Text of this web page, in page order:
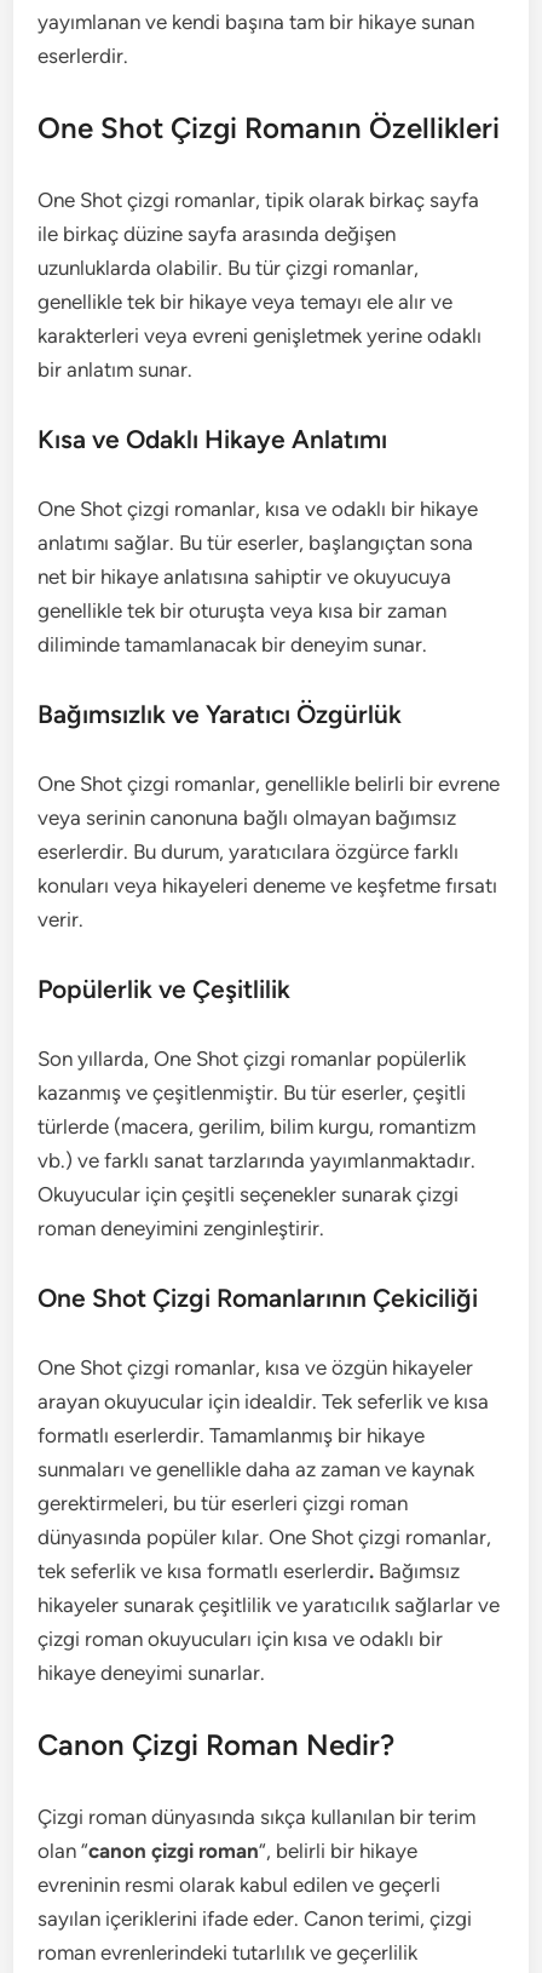
yayımlanan ve kendi başına tam bir hikaye sunan
eserlerdir.
One Shot Çizgi Romanın Özellikleri
One Shot çizgi romanlar, tipik olarak birkaç sayfa
ile birkaç düzine sayfa arasında değişen
uzunluklarda olabilir. Bu tür çizgi romanlar,
genellikle tek bir hikaye veya temayı ele alır ve
karakterleri veya evreni genişletmek yerine odaklı
bir anlatım sunar.
Kısa ve Odaklı Hikaye Anlatımı
One Shot çizgi romanlar, kısa ve odaklı bir hikaye
anlatımı sağlar. Bu tür eserler, başlangıçtan sona
net bir hikaye anlatısına sahiptir ve okuyucuya
genellikle tek bir oturuşta veya kısa bir zaman
diliminde tamamlanacak bir deneyim sunar.
Bağımsızlık ve Yaratıcı Özgürlük
One Shot çizgi romanlar, genellikle belirli bir evrene
veya serinin canonuna bağlı olmayan bağımsız
eserlerdir. Bu durum, yaratıcılara özgürce farklı
konuları veya hikayeleri deneme ve keşfetme fırsatı
verir.
Popülerlik ve Çeşitlilik
Son yıllarda, One Shot çizgi romanlar popülerlik
kazanmış ve çeşitlenmiştir. Bu tür eserler, çeşitli
türlerde (macera, gerilim, bilim kurgu, romantizm
vb.) ve farklı sanat tarzlarında yayımlanmaktadır.
Okuyucular için çeşitli seçenekler sunarak çizgi
roman deneyimini zenginleştirir.
One Shot Çizgi Romanlarının Çekiciliği
One Shot çizgi romanlar, kısa ve özgün hikayeler
arayan okuyucular için idealdir. Tek seferlik ve kısa
formatlı eserlerdir. Tamamlanmış bir hikaye
sunmaları ve genellikle daha az zaman ve kaynak
gerektirmeleri, bu tür eserleri çizgi roman
dünyasında popüler kılar. One Shot çizgi romanlar,
tek seferlik ve kısa formatlı eserlerdir. Bağımsız
hikayeler sunarak çeşitlilik ve yaratıcılık sağlarlar ve
çizgi roman okuyucuları için kısa ve odaklı bir
hikaye deneyimi sunarlar.
Canon Çizgi Roman Nedir?
Çizgi roman dünyasında sıkça kullanılan bir terim
olan “canon çizgi roman“, belirli bir hikaye
evreninin resmi olarak kabul edilen ve geçerli
sayılan içeriklerini ifade eder. Canon terimi, çizgi
roman evrenlerindeki tutarlılık ve geçerlilik